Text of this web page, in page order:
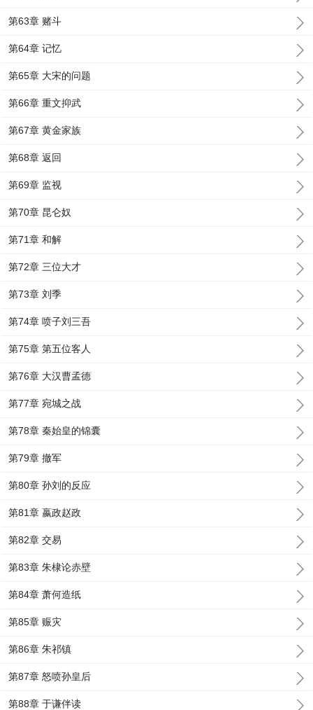
第63章 赌斗
第64章 记忆
第65章 大宋的问题
第66章 重文抑武
第67章 黄金家族
第68章 返回
第69章 监视
第70章 昆仑奴
第71章 和解
第72章 三位大才
第73章 刘季
第74章 喷子刘三吾
第75章 第五位客人
第76章 大汉曹孟德
第77章 宛城之战
第78章 秦始皇的锦囊
第79章 撤军
第80章 孙刘的反应
第81章 嬴政赵政
第82章 交易
第83章 朱棣论赤壁
第84章 萧何造纸
第85章 赈灾
第86章 朱祁镇
第87章 怒喷孙皇后
第88章 于谦伴读